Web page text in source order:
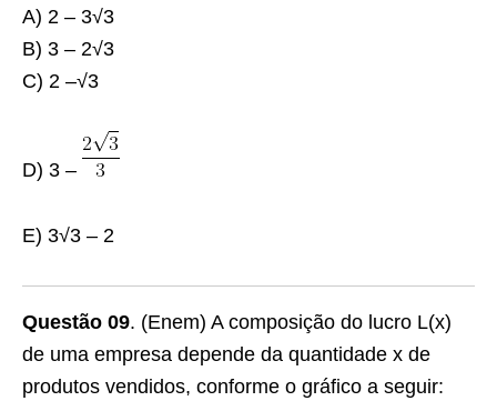
A) 2 – 3√3
B) 3 – 2√3
C) 2 –√3
D) 3 –
E) 3√3 – 2
Questão 09. (Enem) A composição do lucro L(x)
de uma empresa depende da quantidade x de
produtos vendidos, conforme o gráfico a seguir: